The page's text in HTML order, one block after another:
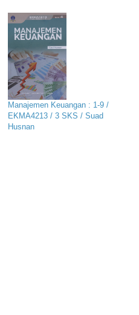
Manajemen Keuangan : 1-9 /
EKMA4213 / 3 SKS / Suad
Husnan